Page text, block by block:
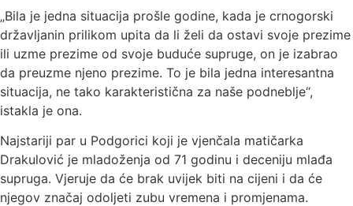
„Bila je jedna situacija prošle godine, kada je crnogorski
državljanin prilikom upita da li želi da ostavi svoje prezime
ili uzme prezime od svoje buduće supruge, on je izabrao
da preuzme njeno prezime. To je bila jedna interesantna
situacija, ne tako karakteristična za naše podneblje“,
istakla je ona.
Najstariji par u Podgorici koji je vjenčala matičarka
Drakulović je mladoženja od 71 godinu i deceniju mlađa
supruga. Vjeruje da će brak uvijek biti na cijeni i da će
njegov značaj odoljeti zubu vremena i promjenama.